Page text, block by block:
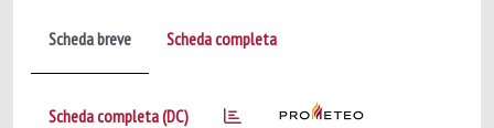
Scheda breve Scheda completa
Scheda completa (DC)